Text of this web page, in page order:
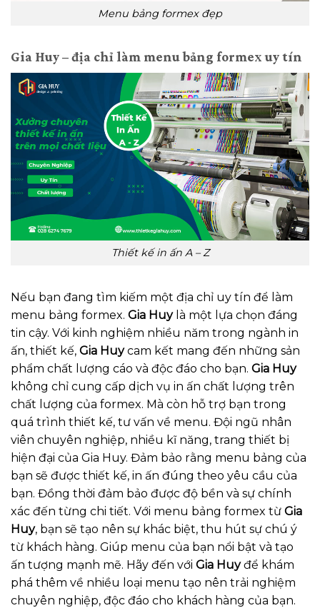
Menu bảng formex đẹp
Gia Huy – địa chỉ làm menu bảng formex uy tín
Thiết kế in ấn A – Z
Nếu bạn đang tìm kiếm một địa chỉ uy tín để làm
menu bảng formex. Gia Huylà một lựa chọn đáng
tin cậy. Với kinh nghiệm nhiều năm trong ngành in
ấn, thiết kế, Gia Huycam kết mang đến những sản
phẩm chất lượng cáo và độc đáo cho bạn. Gia Huy
không chỉ cung cấp dịch vụ in ấn chất lượng trên
chất lượng của formex. Mà còn hỗ trợ bạn trong
quá trình thiết kế, tư vấn về menu. Đội ngũ nhân
viên chuyên nghiệp, nhiều kĩ năng, trang thiết bị
hiện đại của Gia Huy. Đảm bảo rằng menu bảng của
bạn sẽ được thiết kế, in ấn đúng theo yêu cầu của
bạn. Đồng thời đảm bảo được độ bền và sự chính
xác đến từng chi tiết. Với menu bảng formex từ Gia
Huy, bạn sẽ tạo nên sự khác biệt, thu hút sự chú ý
từ khách hàng. Giúp menu của bạn nổi bật và tạo
ấn tượng mạnh mẽ. Hãy đến với Gia Huyđể khám
phá thêm về nhiều loại menu tạo nên trải nghiệm
chuyên nghiệp, độc đáo cho khách hàng của bạn.